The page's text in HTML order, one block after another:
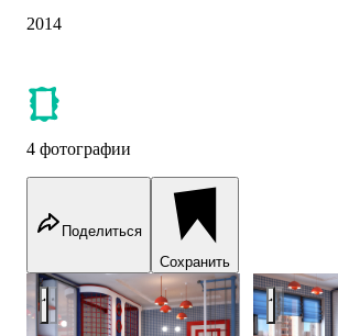
2014
4 фотографии
Поделиться
Сохранить
Kids room in red and blue Kids